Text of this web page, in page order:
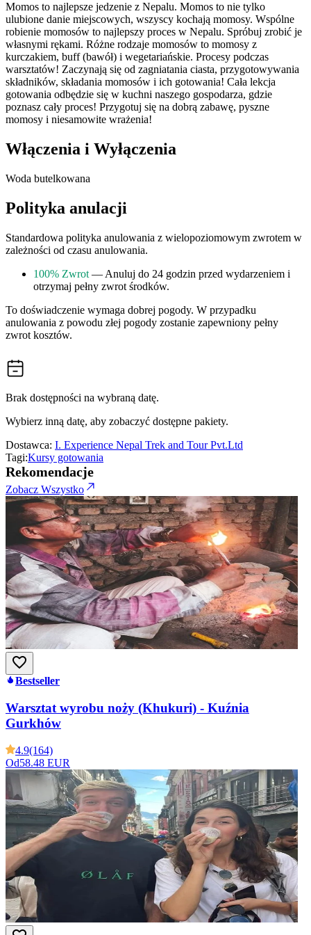
Momos to najlepsze jedzenie z Nepalu. Momos to nie tylko
ulubione danie miejscowych, wszyscy kochają momosy. Wspólne
robienie momosów to najlepszy proces w Nepalu. Spróbuj zrobić je
własnymi rękami. Różne rodzaje momosów to momosy z
kurczakiem, buff (bawół) i wegetariańskie. Procesy podczas
warsztatów! Zaczynają się od zagniatania ciasta, przygotowywania
składników, składania momosów i ich gotowania! Cała lekcja
gotowania odbędzie się w kuchni naszego gospodarza, gdzie
poznasz cały proces! Przygotuj się na dobrą zabawę, pyszne
momosy i niesamowite wrażenia!
Włączenia i Wyłączenia
Woda butelkowana
Polityka anulacji
Standardowa polityka anulowania z wielopoziomowym zwrotem w
zależności od czasu anulowania.
100% Zwrot — Anuluj do 24 godzin przed wydarzeniem i
otrzymaj pełny zwrot środków.
To doświadczenie wymaga dobrej pogody. W przypadku
anulowania z powodu złej pogody zostanie zapewniony pełny
zwrot kosztów.
Brak dostępności na wybraną datę.
Wybierz inną datę, aby zobaczyć dostępne pakiety.
Dostawca: I. Experience Nepal Trek and Tour Pvt.Ltd
Tagi:Kursy gotowania
Rekomendacje
Zobacz Wszystko
Bestseller
Warsztat wyrobu noży (Khukuri) - Kuźnia
Gurkhów
4.9(164)
Od58.48 EUR